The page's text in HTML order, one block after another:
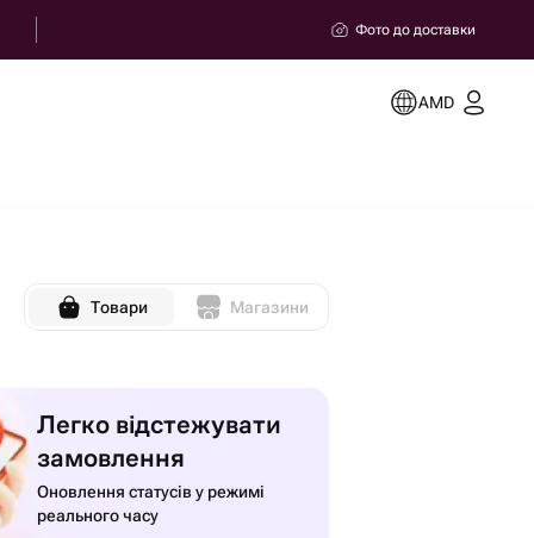
Фото до доставки
AMD
Товари Магазини
Легко відстежувати
замовлення
Оновлення статусів у режимі
реального часу